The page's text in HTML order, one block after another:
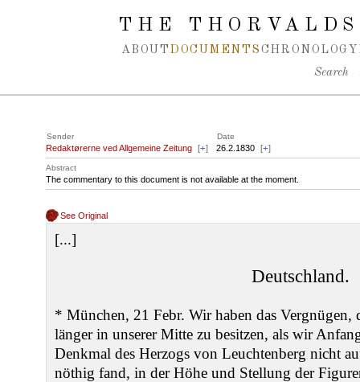
Spring navigation over
THE
ABOUT DOCUMENTS CHRONOLOGY
Search
Sender Date
Redaktørerne ved Allgemeine Zeitung [+] 26.2.1830 [+]
Abstract
The commentary to this document is not available at the moment.
See Original
[...]
Deutschland.
* München, 21 Febr. Wir haben das Vergnügen,
länger in unserer Mitte zu besitzen, als wir
Denkmal des Herzogs von Leuchtenberg nicht
nöthig fand, in der Höhe und Stellung der